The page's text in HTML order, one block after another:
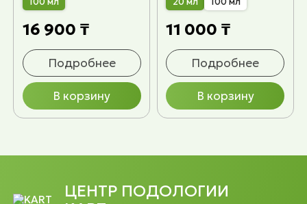
16 900 ₸
Подробнее
В корзину
11 000 ₸
Подробнее
В корзину
ЦЕНТР ПОДОЛОГИИ